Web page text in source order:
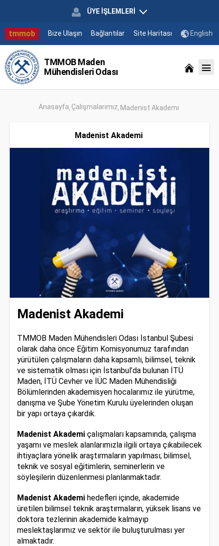
ÜYE İŞLEMLERİ
tmmob Bize Ulaşın Bağlantılar Site Haritası English
TMMOB Maden
Mühendisleri Odası
Anasayfa Çalışmalarımız Madenist Akademi
Madenist Akademi
Madenist Akademi
TMMOB Maden Mühendisleri Odası İstanbul Şubesi
olarak daha önce Eğitim Komisyonumuz tarafından
yürütülen çalışmaların daha kapsamlı, bilimsel, teknik
ve sistematik olması için İstanbul’da bulunan İTÜ
Maden, İTÜ Cevher ve İÜC Maden Mühendisliği
Bölümlerinden akademisyen hocalarımız ile yürütme,
danışma ve Şube Yönetim Kurulu üyelerinden oluşan
bir yapı ortaya çıkardık.
Madenist Akademi çalışmaları kapsamında, çalışma
yaşamı ve meslek alanlarımızla ilgili ortaya çıkabilecek
ihtiyaçlara yönelik araştırmaların yapılması; bilimsel,
teknik ve sosyal eğitimlerin, seminerlerin ve
söyleşilerin düzenlenmesi planlanmaktadır.
Madenist Akademi hedefleri içinde, akademide
üretilen bilimsel teknik araştırmaların, yüksek lisans ve
doktora tezlerinin akademide kalmayıp
meslektaşlarımız ve sektör ile buluşturulması yer
almaktadır.